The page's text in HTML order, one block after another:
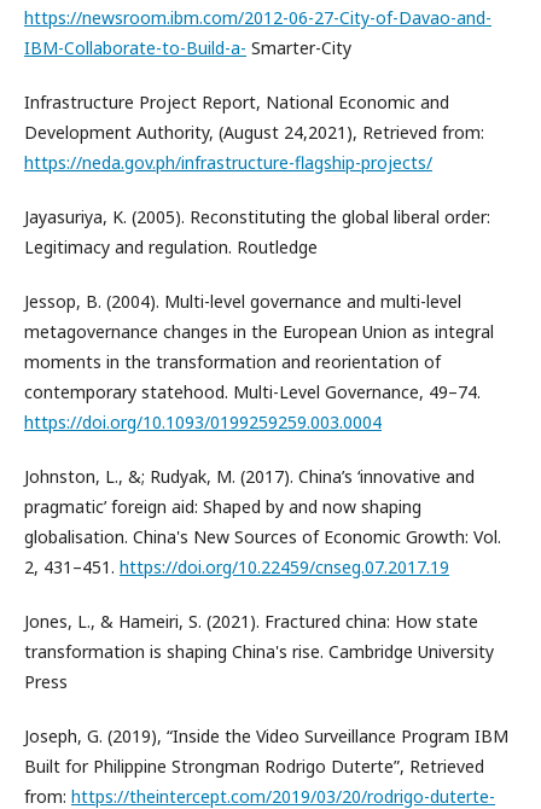
https://newsroom.ibm.com/2012-06-27-City-of-Davao-and-
IBM-Collaborate-to-Build-a- Smarter-City
Infrastructure Project Report, National Economic and
Development Authority, (August 24,2021), Retrieved from:
https://neda.gov.ph/infrastructure-flagship-projects/
Jayasuriya, K. (2005). Reconstituting the global liberal order:
Legitimacy and regulation. Routledge
Jessop, B. (2004). Multi-level governance and multi-level
metagovernance changes in the European Union as integral
moments in the transformation and reorientation of
contemporary statehood. Multi-Level Governance, 49–74.
https://doi.org/10.1093/0199259259.003.0004
Johnston, L., &; Rudyak, M. (2017). China’s ‘innovative and
pragmatic’ foreign aid: Shaped by and now shaping
globalisation. China's New Sources of Economic Growth: Vol.
2, 431–451. https://doi.org/10.22459/cnseg.07.2017.19
Jones, L., & Hameiri, S. (2021). Fractured china: How state
transformation is shaping China's rise. Cambridge University
Press
Joseph, G. (2019), “Inside the Video Surveillance Program IBM
Built for Philippine Strongman Rodrigo Duterte”, Retrieved
from: https://theintercept.com/2019/03/20/rodrigo-duterte-